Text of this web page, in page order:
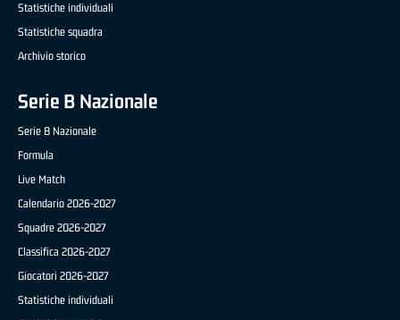
Statistiche individuali
Statistiche squadra
Archivio storico
Serie B Nazionale
Serie B Nazionale
Formula
Live Match
Calendario 2026-2027
Squadre 2026-2027
Classifica 2026-2027
Giocatori 2026-2027
Statistiche individuali